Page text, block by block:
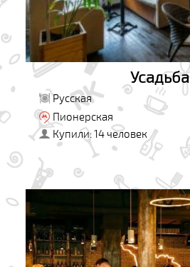
Усадьба
Русская
Пионерская
Купили: 14 человек